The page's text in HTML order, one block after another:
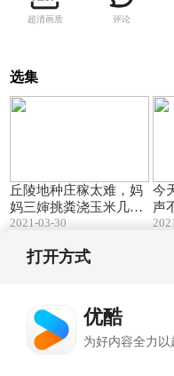
超清画质 评论
选集
丘陵地种庄稼太难，妈
妈三婶挑粪浇玉米几次
差点摔倒，粒粒皆辛苦
2021-03-30
今
声
我
打开方式
优酷
为好内容全力以